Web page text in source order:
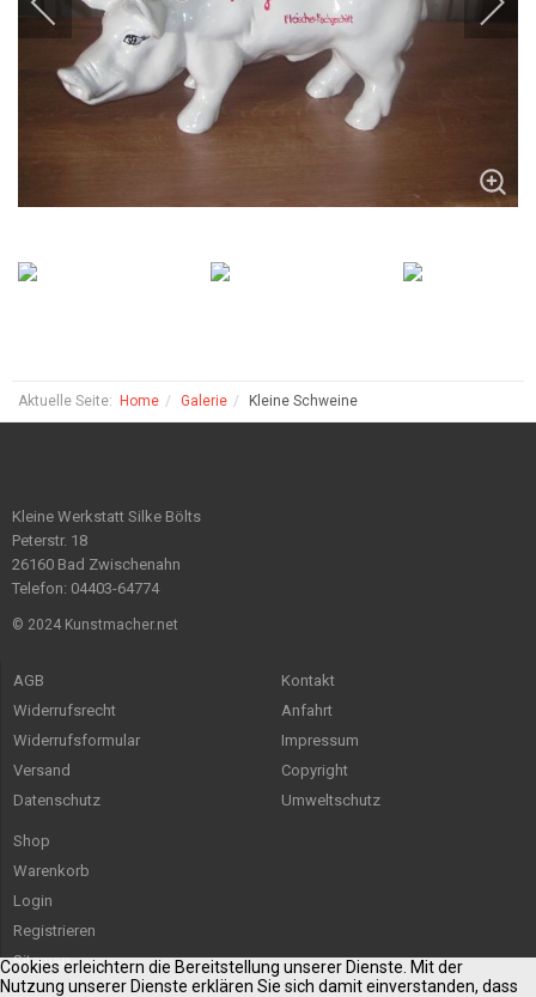
Aktuelle Seite: Home Galerie Kleine Schweine
Kleine Werkstatt Silke Bölts
Peterstr. 18
26160 Bad Zwischenahn
Telefon: 04403-64774
© 2024 Kunstmacher.net
AGB
Widerrufsrecht
Widerrufsformular
Versand
Datenschutz
Kontakt
Anfahrt
Impressum
Copyright
Umweltschutz
Shop
Warenkorb
Login
Registrieren
Sitemap
Cookies erleichtern die Bereitstellung unserer Dienste. Mit der
Nutzung unserer Dienste erklären Sie sich damit einverstanden, dass